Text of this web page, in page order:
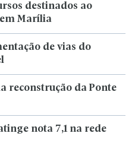
destinados ao
Marília
de vias do
reconstrução da Ponte
nota 7,1 na rede